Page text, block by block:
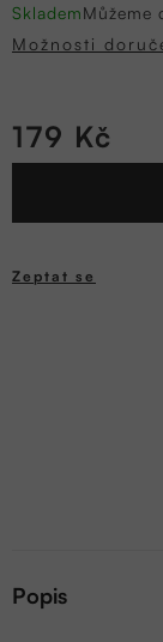
SklademMůžeme
Možnosti
179 Kč
Měrná
Zeptat se
Popis